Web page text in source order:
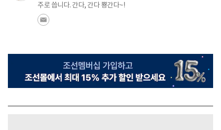
주로 씁니다. 간다, 간다 뿅간다~!